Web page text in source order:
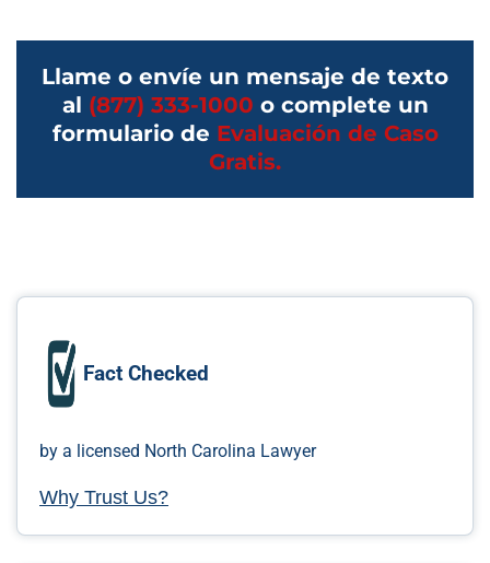
Llame o envíe un mensaje de texto
al (877) 333-1000 o complete un
formulario de Evaluación de Caso
Gratis.
Fact Checked
by a licensed North Carolina Lawyer
Why Trust Us?